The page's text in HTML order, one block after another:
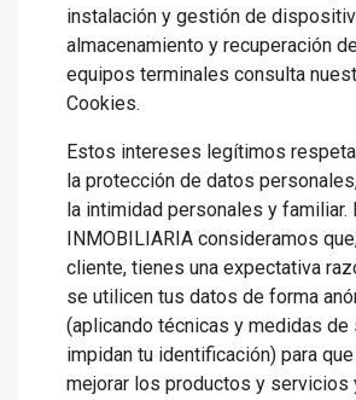
instalación y gestión de
almacenamiento y recuperación
equipos terminales consulta
Cookies.
Estos intereses legítimos
la protección de datos
la intimidad personales y familiar.
INMOBILIARIA consideramos
cliente, tienes una expectativa
se utilicen tus datos de forma
(aplicando técnicas y medidas de
impidan tu identificación) para
mejorar los productos y servicios